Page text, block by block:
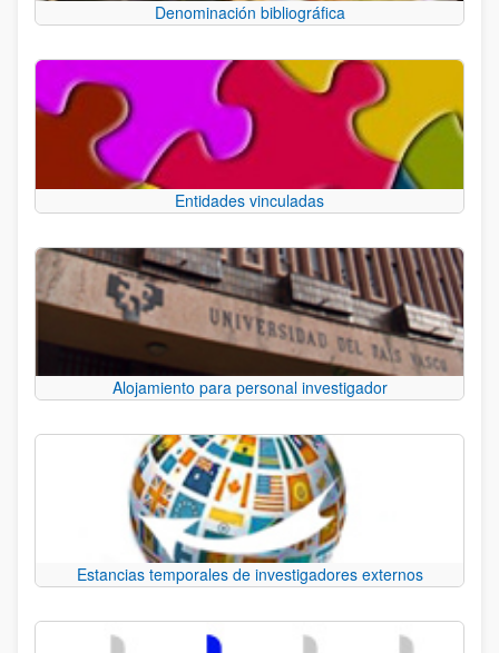
Denominación bibliográfica
Entidades vinculadas
Alojamiento para personal investigador
Estancias temporales de investigadores externos